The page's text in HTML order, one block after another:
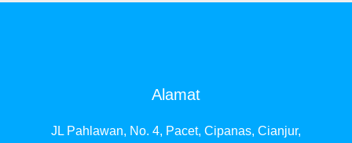
Alamat
JL Pahlawan, No. 4, Pacet, Cipanas, Cianjur,